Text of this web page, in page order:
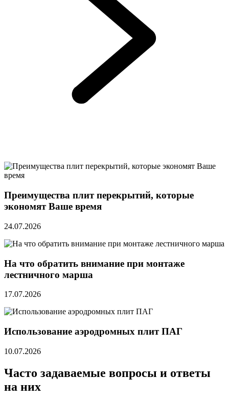
Преимущества плит перекрытий, которые
экономят Ваше время
24.07.2026
На что обратить внимание при монтаже
лестничного марша
17.07.2026
Использование аэродромных плит ПАГ
10.07.2026
Часто задаваемые вопросы и ответы
на них